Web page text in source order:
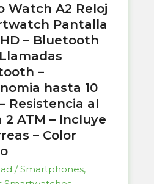
Watch A2 Reloj
Pantalla
HD – Bluetooth
–
hasta 10
Resistencia al
2 ATM – Incluye
– Color
/ Smartphones,